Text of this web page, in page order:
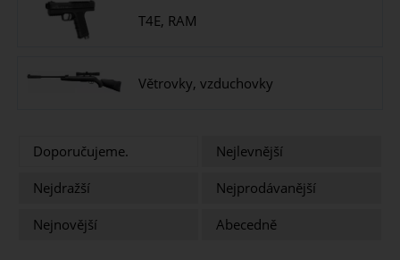
T4E, RAM
Větrovky, vzduchovky
Doporučujeme.
Nejlevnější
Nejdražší
Nejprodávanější
Nejnovější
Abecedně